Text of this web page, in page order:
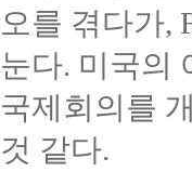
오를 겪다가,
눈다. 미국의
국제회의를
것 같다.